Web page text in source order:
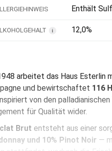
Enthält
i 12,0%
arbeitet das Haus Esterlin
und bewirtschaftet 116
von den
für Qualität wider.
Brut entsteht aus einer
und 10% Pinot Noir —